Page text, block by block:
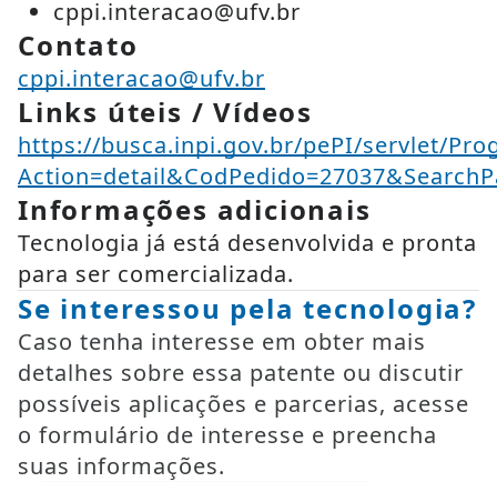
cppi.interacao@ufv.br
Contato
cppi.interacao@ufv.br
Links úteis / Vídeos
https://busca.inpi.gov.br/pePI/servlet/
Informações adicionais
Tecnologia já está desenvolvida e pronta
para ser comercializada.
Se interessou pela tecnologia?
Caso tenha interesse em obter mais
detalhes sobre essa patente ou discutir
possíveis aplicações e parcerias, acesse
o formulário de interesse e preencha
suas informações.